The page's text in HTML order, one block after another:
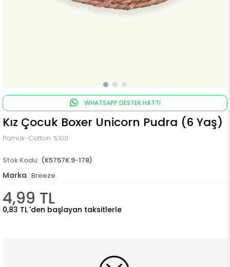
WHATSAPP DESTEK HATTI
Kız Çocuk Boxer Unicorn Pudra (6 Yaş)
Pamuk-Cotton %100
(K5757K.9-178)
Marka : Breeze
4,99 TL
0,83 TL 'den başlayan taksitlerle